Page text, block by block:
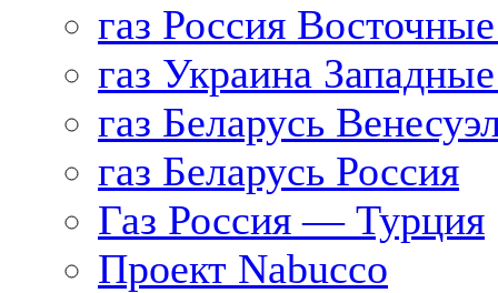
газ Россия
газ Украина
газ Беларусь
газ Беларусь Россия
Газ Россия — Турция
Проект Nabucco